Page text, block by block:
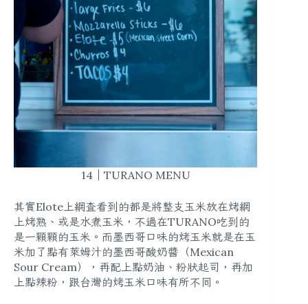
14｜TURANO MENU
其實Elote上網查看到的都是將整支玉米放在烤網
上烤熟、或是水煮玉米，不過在TURANO吃到的
是一顆顆的玉米。而墨西哥口味的烤玉米就是在玉
米加了點有萊姆汁的墨西哥酸奶醬（Mexican
Sour Cream）
，再配上點奶油、粉狀起司，再加
上點辣粉，跟台灣的烤玉米口味有所不同。